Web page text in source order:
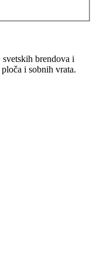
svetskih brendova i
i sobnih vrata.